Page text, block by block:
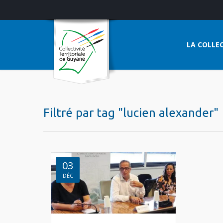
LA
Filtré par tag "lucien alexander"
03
DÉC